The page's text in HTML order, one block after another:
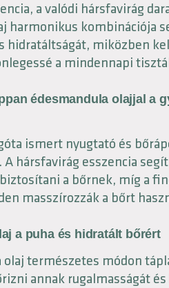
a valódi hársfavirág
harmonikus kombinációja
hidratáltságát, miközben
a mindennapi
édesmandula olajjal a
ismert nyugtató és
hársfavirág esszencia
a bőrnek, míg a
masszírozzák a bőrt
a puha és hidratált bőrért
olaj természetes módon
annak rugalmasságát